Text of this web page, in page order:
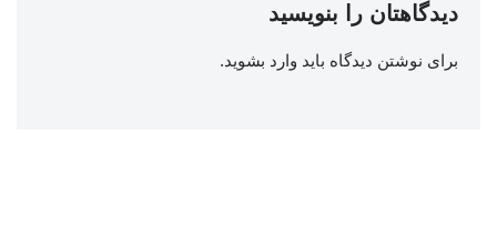
دیدگاهتان را بنویسید
برای نوشتن دیدگاه باید وارد بشوید.